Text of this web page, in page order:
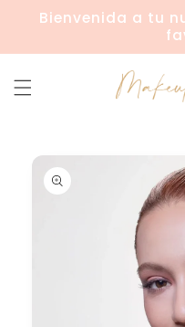
directamente
Bienvenida a tu
directamente
información